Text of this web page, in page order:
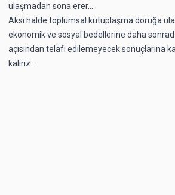
ulaşmadan sona erer...
Aksi halde toplumsal kutuplaşma doruğa
ekonomik ve sosyal bedellerine daha
açısından telafi edilemeyecek sonuçlarına
kalırız...